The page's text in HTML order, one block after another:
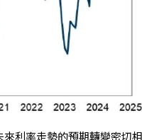
利率走勢的預期轉變密切相